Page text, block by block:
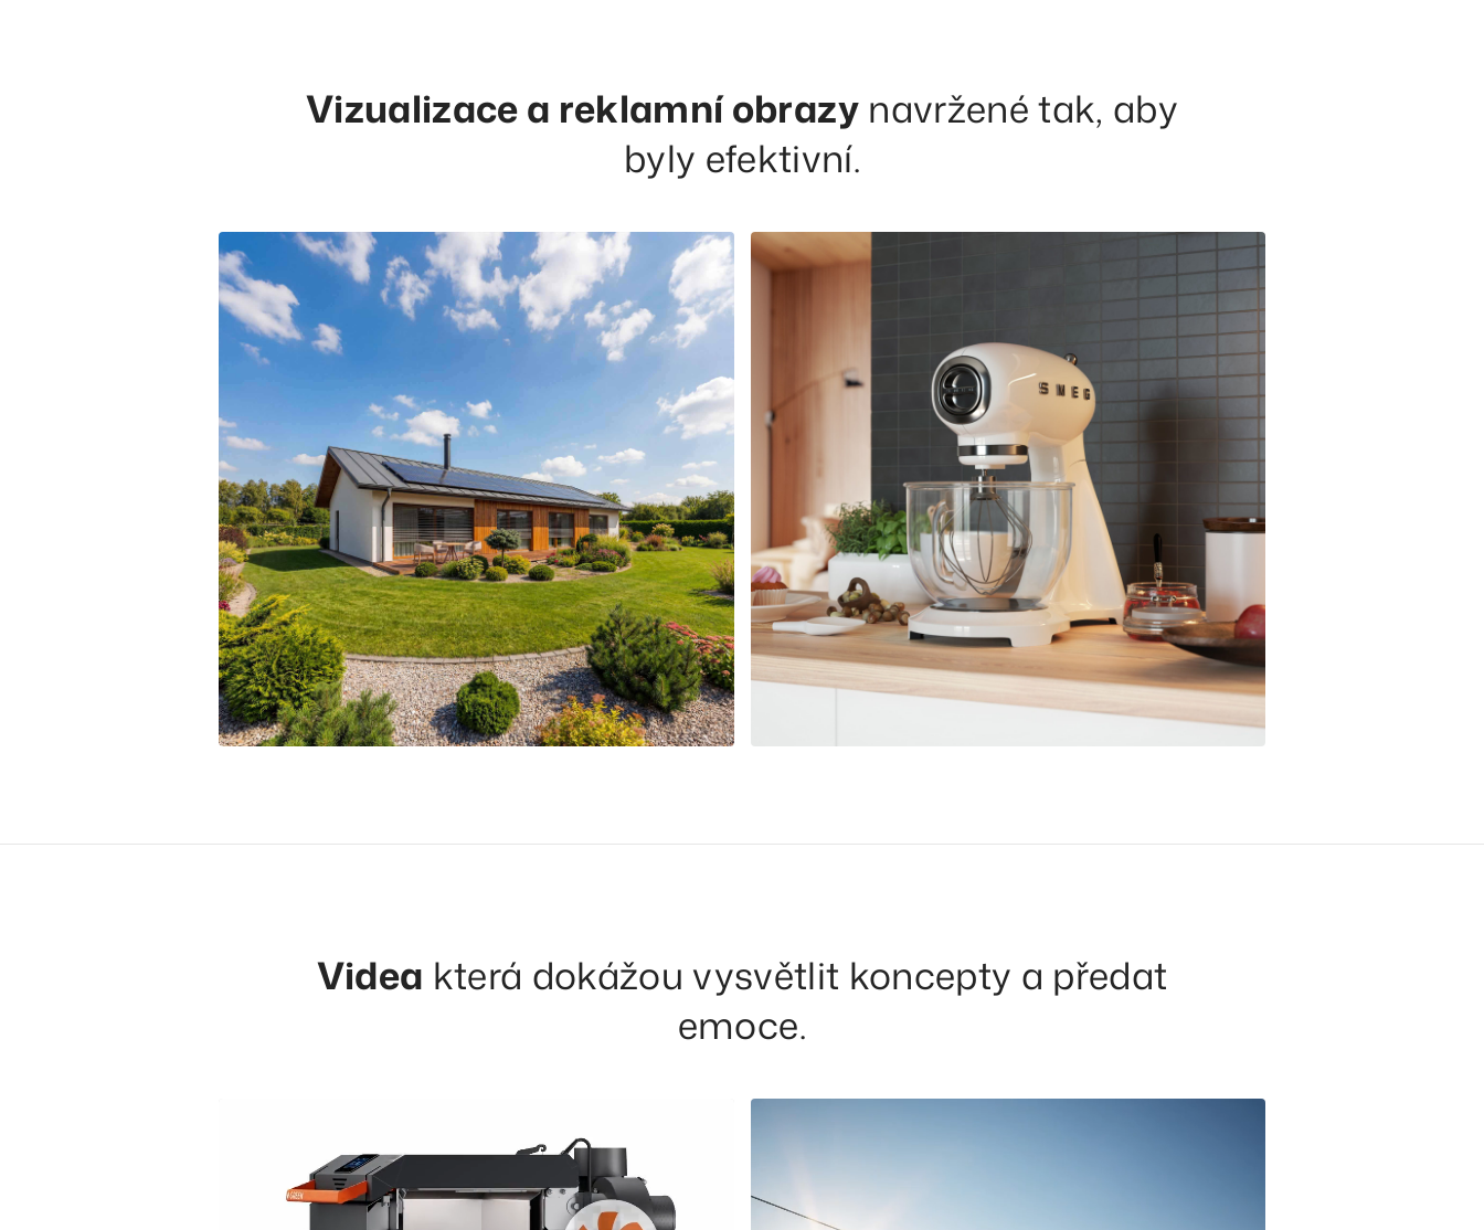
Vizualizace a reklamní obrazy navržené tak, aby
byly efektivní.
Videa která dokážou vysvětlit koncepty a předat
emoce.